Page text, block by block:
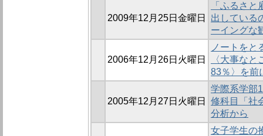
2009年12月25日金曜日
「ふるさ
出している
ーイングな
2006年12月26日火曜日
ノートをと
〈大事な
83％〉を前
2005年12月27日火曜日
学際系学部
修科目「社
分析から
女子学生の